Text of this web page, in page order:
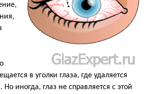
в уголки глаза, где удаляется
иногда, глаз не справляется с этой